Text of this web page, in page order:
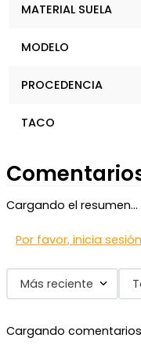
MATERIAL SUELA
MODELO
PROCEDENCIA
TACO
Cargando el resumen…
Por favor, inicia
Más reciente
Cargando